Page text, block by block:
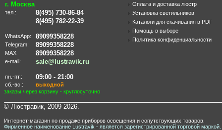
г. Москва
тел.:
8(495) 730-86-84
8(495) 782-22-39
WhatsApp: 89099358228
Telegram: 89099358228
MAX 89099358228
e-mail: sale@lustravik.ru
пн.-пт.: 09:00 - 21:00
сб.-вс.:
выходной
заказы через корзину - круглосуточно
Оплата и доставка люстр
Установка светильников
Каталоги для скачивания в PDF
Помощь в выборе
Политика конфиденциальности
© Люстравик, 2009-2026.
Интернет-магазин по продаже приборов освещения и сопутствующих товаров.
Фирменное наименование Lustravik - является зарегистрированной торговой